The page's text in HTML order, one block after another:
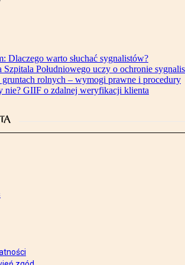
Dlaczego warto słuchać sygnalistów?
Szpitala Południowego uczy o ochronie
gruntach rolnych – wymogi prawne i procedury
nie? GIIF o zdalnej weryfikacji klienta